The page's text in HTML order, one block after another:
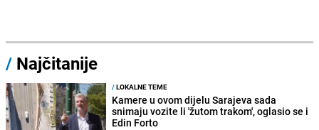
/ Najčitanije
/LOKALNE TEME
Kamere u ovom dijelu Sarajeva sada
snimaju vozite li 'žutom trakom', oglasio se i
Edin Forto